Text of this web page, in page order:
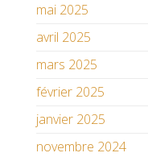
mai 2025
avril 2025
mars 2025
février 2025
janvier 2025
novembre 2024